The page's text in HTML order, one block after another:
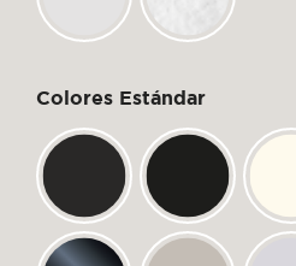
Colores Estándar